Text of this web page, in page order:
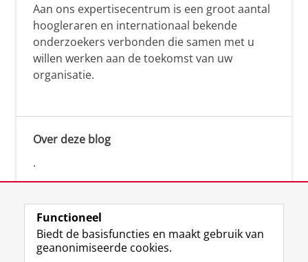
Aan ons expertisecentrum is een groot aantal
hoogleraren en internationaal bekende
onderzoekers verbonden die samen met u
willen werken aan de toekomst van uw
organisatie.
Over deze blog
.
Functioneel
Biedt de basisfuncties en maakt gebruik van
geanonimiseerde cookies.